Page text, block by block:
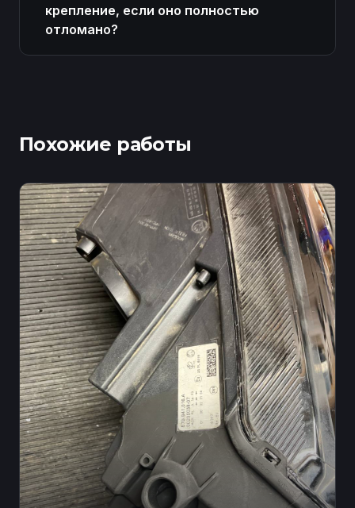
крепление, если оно полностью
отломано?
Похожие работы